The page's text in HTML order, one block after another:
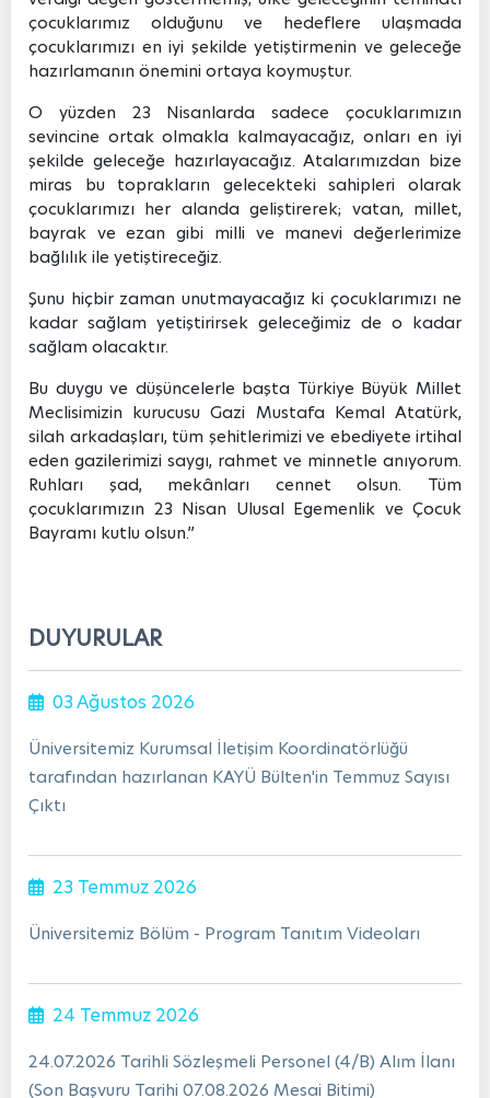
DUYURULAR
03 Ağustos 2026
Üniversitemiz Kurumsal İletişim Koordinatörlüğü
tarafından hazırlanan KAYÜ Bülten'in Temmuz Sayısı
Çıktı
23 Temmuz 2026
Üniversitemiz Bölüm - Program Tanıtım Videoları
24 Temmuz 2026
24.07.2026 Tarihli Sözleşmeli Personel (4/B) Alım İlanı
(Son Başvuru Tarihi 07.08.2026 Mesai Bitimi)
çocuklarımız olduğunu ve hedeflere ulaşmada
çocuklarımızı en iyi şekilde yetiştirmenin ve geleceğe
hazırlamanın önemini ortaya koymuştur.
O yüzden 23 Nisanlarda sadece çocuklarımızın
sevincine ortak olmakla kalmayacağız, onları en iyi
şekilde geleceğe hazırlayacağız. Atalarımızdan bize
miras bu toprakların gelecekteki sahipleri olarak
çocuklarımızı her alanda geliştirerek; vatan, millet,
bayrak ve ezan gibi milli ve manevi değerlerimize
bağlılık ile yetiştireceğiz.
Şunu hiçbir zaman unutmayacağız ki çocuklarımızı ne
kadar sağlam yetiştirirsek geleceğimiz de o kadar
sağlam olacaktır.
Bu duygu ve düşüncelerle başta Türkiye Büyük Millet
Meclisimizin kurucusu Gazi Mustafa Kemal Atatürk,
silah arkadaşları, tüm şehitlerimizi ve ebediyete irtihal
eden gazilerimizi saygı, rahmet ve minnetle anıyorum.
Ruhları şad, mekânları cennet olsun. Tüm
çocuklarımızın 23 Nisan Ulusal Egemenlik ve Çocuk
Bayramı kutlu olsun.”